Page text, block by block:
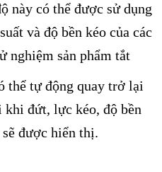
này có thể được sử dụng
và độ bền kéo của các
nghiệm sản phẩm tắt
thể tự động quay trở lại
khi đứt, lực kéo, độ bền
được hiển thị.